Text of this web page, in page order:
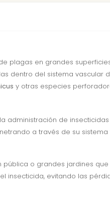
plagas en grandes
dentro del sistema vascular
y otras especies
administración de
a través de su sistema
o grandes jardines
insecticida, evitando las